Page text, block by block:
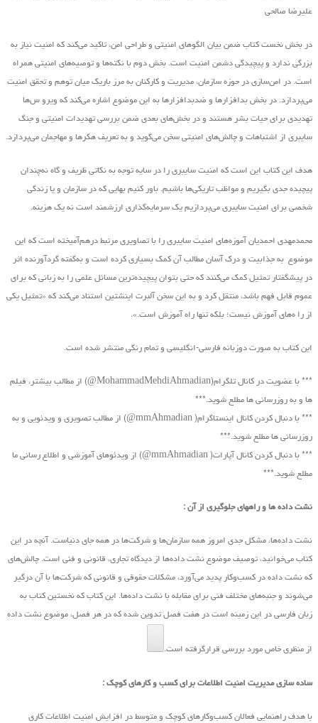
علیرضا صالحی
در بخش نخست کتاب ضمن بیان الگوهای امنیتی و طراحی امن، تاکید می‌کند که امنیت نیاز به
بزرگی ندارد و پیچیدگی دشمن امنیت است. بخش دوم با نکته‌ها و توصیه‌های امنیتی همراه
است. در امن‌سازی در حوزه‌ سازمان، مدیریت و کارکنان به مرز باریک میان توهم و تحقق امنیت
می‌پردازد. در بخش بدافزارها و ضدبدافزارها به این موضوع اشاره می‌کند که ویرو س‌ها
تهدیدی برای حیات بشر هستند و در بخش‌های بعدی ضمن بررسی تهدیدات امنیتی و جنگ
سایبری از اشتباهات و چالش‌های امنیتی سخن می‌گوید و به تعریف هکرها و مهاجمان می‌پردازد.
هدف این کتاب این است که امنیت سایبری را در سایه توجه به نکاتی ظریف و گاه نه‌چندان
پیچیده جدی بگیریم و مواظب تاریکی‌ها باشیم. باور کنیم بهایی که در سازمان و یا زندگی
شخصی برای امنیت سایبری می‌پردازیم یک سرمایه‌گذاری ارزشمند است نه یک هزینه.
محمدمهدی احمدیان آموزه‌های امنیت سایبری را با تصاویری مرتبط درهم‌آمیخته است که این
موضوع به جذابیت و درک آسان مطالب آن کمک بسیاری کرده است و به‌گفته گردآورنده اثر
در پیشگفتار تمثیل کمک می‌کنند که حتی بتوان پیچیده‌ترین مسائل علمی را به زبانی که برای
عموم قابل فهم باشد، منتقل کرد و به این سخن آلبرت اینشتین استناد می‌کند که «تمثیل یکی
از را ه‌های آموزش نیست؛ بلکه تنها راه آموزش است.».
این کتاب به صورت دوزبانه فارسی-انگلیسی و تمام رنگی منتشر شده است.
*** با عضویت در کانال تلگرام(MohammadMehdiAhmadian@) از مطالب بیشتر، فیلم
ها و به روزرسانی ها مطلع شوید.***
*** با دنبال کردن کانال اینستاگرام( mmAhmadian@) از مطالب تصویری و ویدئویی و به
روزرسانی ها مطلع شوید.***
*** با دنبال کردن کانال آپارات( mmAhmadian@) از ویدئوهای آموزشی و اطلاع رسانی ما
مطلع شوید.***
نشت داده ها و راههای جلوگیری از آن :
نشت داده‌ها، مشکل جدی امروز همه سازمان‌ها و شرکت‌ها در همه جای دنیاست. آنچه در این
کتاب ‌می‌خوانید، توصیف موضوع نشت داده‌ها از دیدگاه تجاری، قانونی و فنی است. چالش‌های
که نشت داده در کسب‌و‌کار پدید ‌می‌آورد، مشکلات حقوقی و قانونی که شرکت‌ها با آن درگیر
‌می‌شوند و جنبه‌های مختلف فنی برای مقابله با نشت داده‌ها. این کتاب که نخستین کتاب به
زبان فارسی در این زمینه است در هفت فصل تدوین شده که در هر فصل، موضوع نشت داده
از منظری خاص مورد بررسی قرارگرفته است.
ساده سازی مدیریت امنیت اطلاعات برای کسب و کارهای کوچک :
با هدف راهنمایی فعالان کسب‌وکارهای کوچک و متوسط در افزایش امنیت اطلاعات کاری